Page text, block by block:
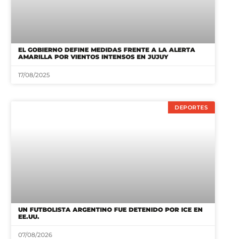
EL GOBIERNO DEFINE MEDIDAS FRENTE A LA ALERTA
AMARILLA POR VIENTOS INTENSOS EN JUJUY
17/08/2025
DEPORTES
UN FUTBOLISTA ARGENTINO FUE DETENIDO POR ICE EN
EE.UU.
07/08/2026